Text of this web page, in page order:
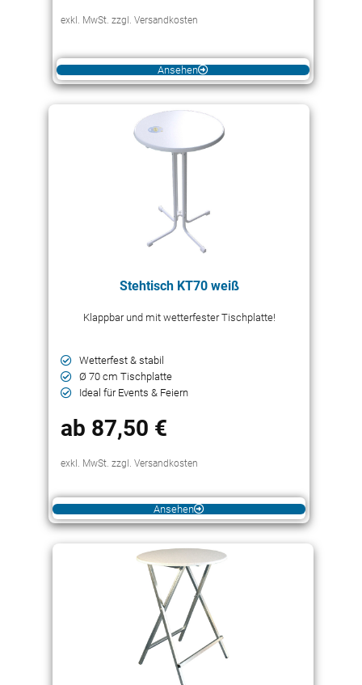
exkl. MwSt. zzgl. Versandkosten
Ansehen
Stehtisch KT70 weiß
Klappbar und mit wetterfester Tischplatte!
Wetterfest & stabil
Ø 70 cm Tischplatte
Ideal für Events & Feiern
ab 87,50 €
exkl. MwSt. zzgl. Versandkosten
Ansehen